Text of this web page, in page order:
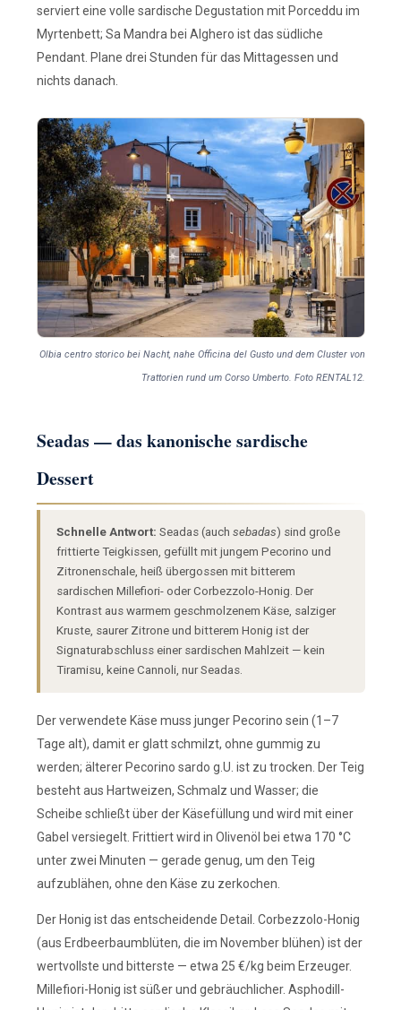
serviert eine volle sardische Degustation mit Porceddu im
Myrtenbett; Sa Mandra bei Alghero ist das südliche
Pendant. Plane drei Stunden für das Mittagessen und
nichts danach.
Olbia centro storico bei Nacht, nahe Officina del Gusto und dem Cluster von
Trattorien rund um Corso Umberto. Foto RENTAL12.
Seadas — das kanonische sardische
Dessert
Schnelle Antwort: Seadas (auch sebadas) sind große
frittierte Teigkissen, gefüllt mit jungem Pecorino und
Zitronenschale, heiß übergossen mit bitterem
sardischen Millefiori- oder Corbezzolo-Honig. Der
Kontrast aus warmem geschmolzenem Käse, salziger
Kruste, saurer Zitrone und bitterem Honig ist der
Signaturabschluss einer sardischen Mahlzeit — kein
Tiramisu, keine Cannoli, nur Seadas.
Der verwendete Käse muss junger Pecorino sein (1–7
Tage alt), damit er glatt schmilzt, ohne gummig zu
werden; älterer Pecorino sardo g.U. ist zu trocken. Der Teig
besteht aus Hartweizen, Schmalz und Wasser; die
Scheibe schließt über der Käsefüllung und wird mit einer
Gabel versiegelt. Frittiert wird in Olivenöl bei etwa 170 °C
unter zwei Minuten — gerade genug, um den Teig
aufzublähen, ohne den Käse zu zerkochen.
Der Honig ist das entscheidende Detail. Corbezzolo-Honig
(aus Erdbeerbaumblüten, die im November blühen) ist der
wertvollste und bitterste — etwa 25 €/kg beim Erzeuger.
Millefiori-Honig ist süßer und gebräuchlicher. Asphodill-